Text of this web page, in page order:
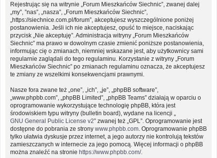
Rejestrując się na witrynie „Forum Mieszkańców Siechnic”, zwanej dalej
„my”, ”nas”, „nasza”, „Forum Mieszkańców Siechnic”,
„https://siechnice.com.pl/forum”, akceptujesz wyszczególnione poniżej
postanowienia. Jeśli ich nie akceptujesz, opuść to miejsce, naciskając
przycisk „Nie akceptuję”. Administracja witryny „Forum Mieszkańców
Siechnic” ma prawo w dowolnym czasie zmienić poniższe postanowienia,
informując cię o zmianach, niemniej wskazane jest, aby użytkownicy sami
regularnie zaglądali do tego regulaminu. Korzystanie z witryny „Forum
Mieszkańców Siechnic” po zmianach regulaminu oznacza, że akceptujesz
te zmiany ze wszelkimi konsekwencjami prawnymi.
Nasze fora zwane też „one”, „ich”, „je”, „phpBB software”,
„www.phpbb.com”, „phpBB Limited”, „phpBB Teams” działają w oparciu o
oprogramowanie wykorzystujące technologię phpBB, która jest
środowiskiem typu witryny (bulletin board), wydane na licencji „
GNU General Public License v2” zwanej też „GPL”. Oprogramowanie jest
dostępne do pobrania ze strony www.phpbb.com . Oprogramowanie phpBB
tylko ułatwia dyskusje przez internet, a jego autorzy nie kontrolują tekstów
zamieszczanych w internecie za jego pomocą. Więcej informacji o phpBB
można znaleźć na stronie https://www.phpbb.com/.